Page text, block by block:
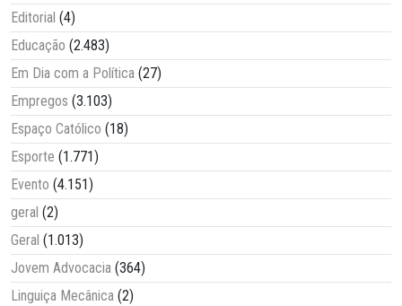
Editorial (4)
Educação (2.483)
Em Dia com a Política (27)
Empregos (3.103)
Espaço Católico (18)
Esporte (1.771)
Evento (4.151)
geral (2)
Geral (1.013)
Jovem Advocacia (364)
Linguiça Mecânica (2)